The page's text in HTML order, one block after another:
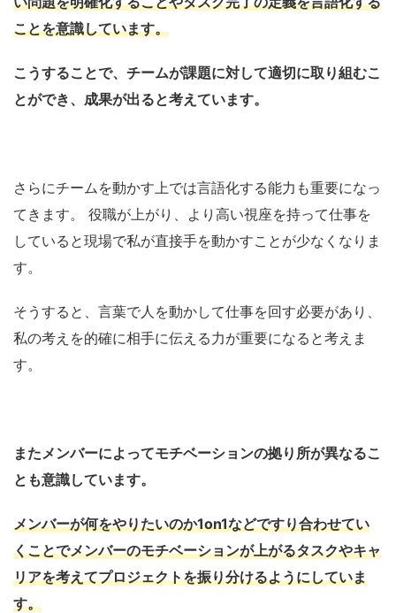
ことを意識しています。
こうすることで、 チームが課題に対して適切に取り組むこ
とができ、成果が出ると考えています。
さらにチームを動かす上では言語化する能力も重要になっ
てきます。
役職が上がり、より高い視座を持って仕事を
していると現場で私が直接手を動かすことが少なくなりま
す。
そうすると、言葉で人を動かして仕事を回す必要があり、
私の考えを的確に相手に伝える力が重要になると考えま
す。
またメンバーによってモチベーションの拠り所が異なるこ
とも意識しています。
メンバーが何をやりたいのか1on1などですり合わせてい
くことでメンバーのモチベーションが上がるタスクやキャ
リアを考えてプロジェクトを振り分けるようにしていま
す。